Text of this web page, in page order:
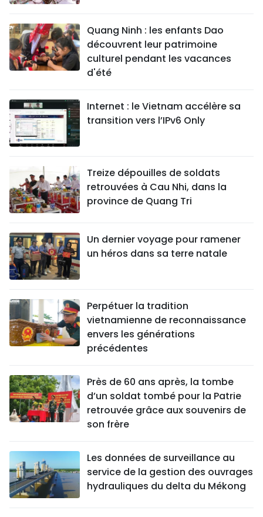
Quang Ninh : les enfants Dao
découvrent leur patrimoine
culturel pendant les vacances
d'été
Internet : le Vietnam accélère sa
transition vers l’IPv6 Only
Treize dépouilles de soldats
retrouvées à Cau Nhi, dans la
province de Quang Tri
Un dernier voyage pour ramener
un héros dans sa terre natale
Perpétuer la tradition
vietnamienne de reconnaissance
envers les générations
précédentes
Près de 60 ans après, la tombe
d’un soldat tombé pour la Patrie
retrouvée grâce aux souvenirs de
son frère
Les données de surveillance au
service de la gestion des ouvrages
hydrauliques du delta du Mékong